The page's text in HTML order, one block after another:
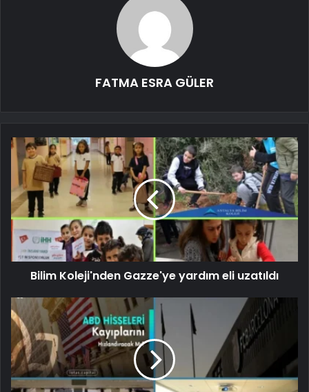
FATMA ESRA GÜLER
Bilim Koleji'nden Gazze'ye yardım eli uzatıldı